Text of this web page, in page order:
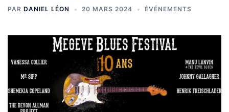
PAR DANIEL LÉON 20 MARS 2024 ÉVÉNEMENTS